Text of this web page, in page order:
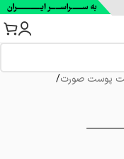
پوست صورت/